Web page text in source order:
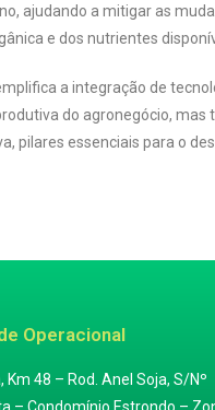
ajudando a mitigar as
e dos nutrientes
a integração de
do agronegócio,
pilares essenciais para o
Operacional
Km 48 – Rod. Anel Soja, S/Nº